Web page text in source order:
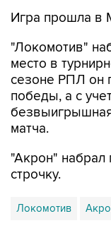
Игра прошла в
"Локомотив"
место в
сезоне РПЛ он
победы, а с
матча.
"Акрон" набрал
строчку.
Локомотив